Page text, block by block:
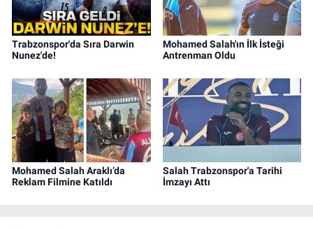
Trabzonspor'da Sıra Darwin
Nunez'de!
Mohamed Salah'ın İlk İsteği
Antrenman Oldu
Mohamed Salah Araklı’da
Reklam Filmine Katıldı
Salah Trabzonspor'a Tarihi
İmzayı Attı